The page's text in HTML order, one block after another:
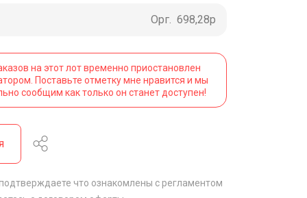
Орг. 698,28р
на этот лот временно приостановлен
Поставьте отметку мне нравится и мы
сообщим как только он станет доступен!
что ознакомлены с регламентом